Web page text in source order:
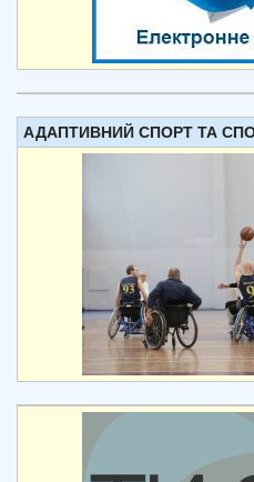
АДАПТИВНИЙ СПОРТ ТА